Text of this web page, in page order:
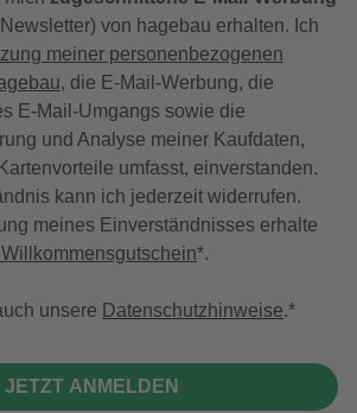
von hagebau erhalten. Ich
meiner personenbezogenen
, die E-Mail-Werbung, die
E-Mail-Umgangs sowie die
und Analyse meiner Kaufdaten,
umfasst, einverstanden.
kann ich jederzeit widerrufen.
meines Einverständnisses erhalte
*.
unsere Datenschutzhinweise.
JETZT ANMELDEN